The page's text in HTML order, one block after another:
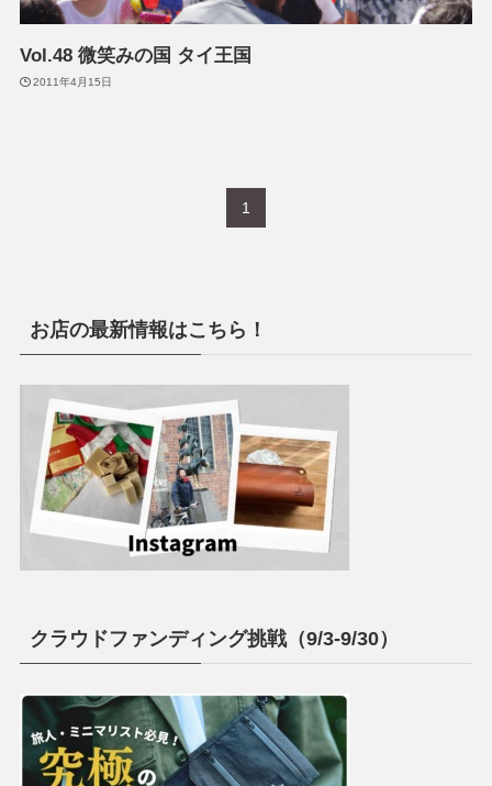
Vol.48 微笑みの国 タイ王国
2011年4月15日
1
お店の最新情報はこちら！
クラウドファンディング挑戦（9/3-9/30）